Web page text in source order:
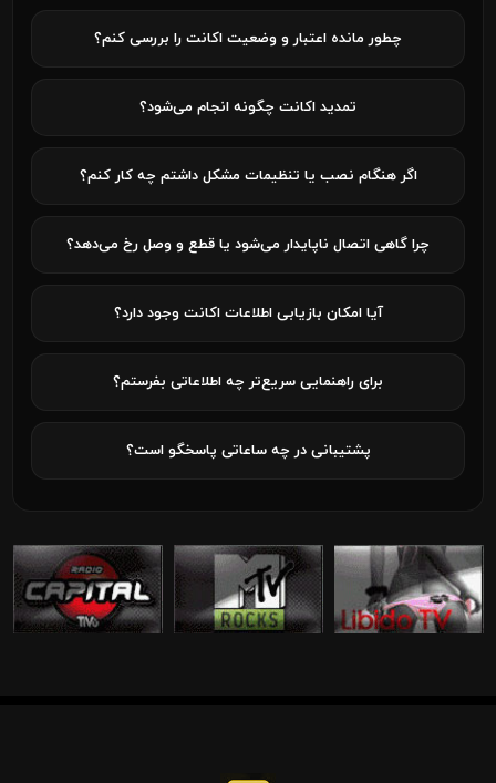
چطور مانده اعتبار و وضعیت اکانت را بررسی کنم؟
تمدید اکانت چگونه انجام می‌شود؟
اگر هنگام نصب یا تنظیمات مشکل داشتم چه کار کنم؟
چرا گاهی اتصال ناپایدار می‌شود یا قطع و وصل رخ می‌دهد؟
آیا امکان بازیابی اطلاعات اکانت وجود دارد؟
برای راهنمایی سریع‌تر چه اطلاعاتی بفرستم؟
پشتیبانی در چه ساعاتی پاسخگو است؟